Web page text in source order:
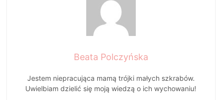
Beata Polczyńska
Jestem niepracująca mamą trójki małych szkrabów.
Uwielbiam dzielić się moją wiedzą o ich wychowaniu!